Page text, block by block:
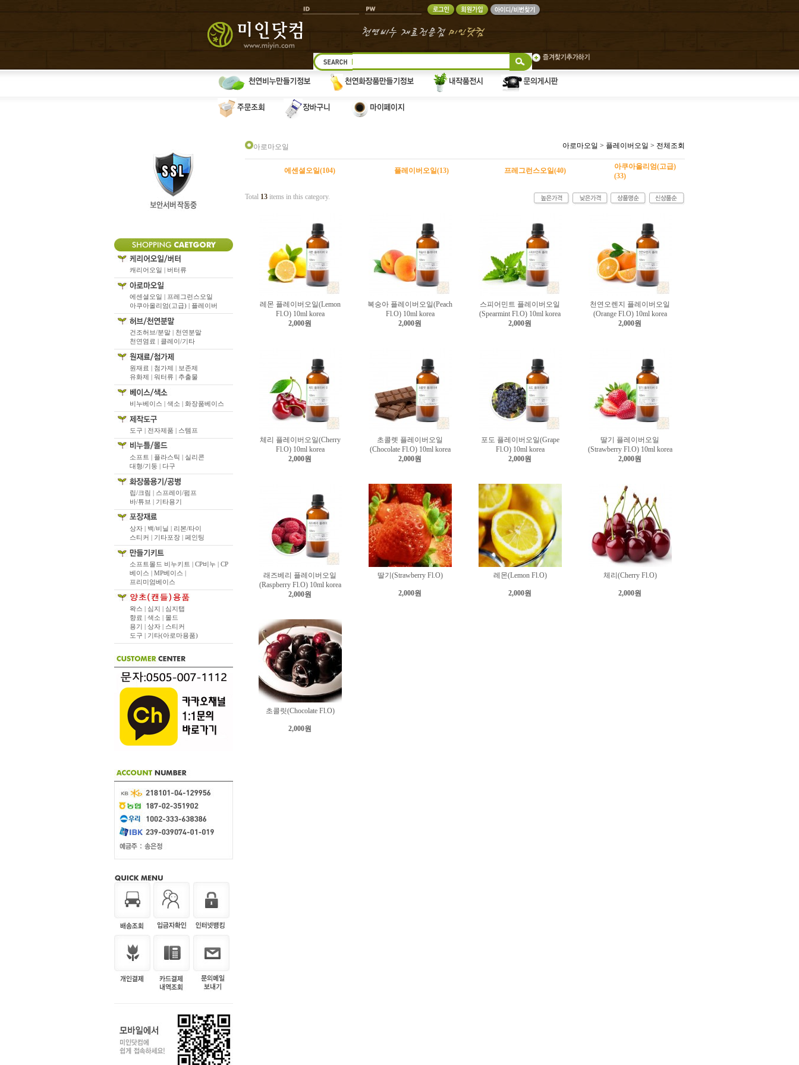
캐리어오일 | 버터류
에센셜오일 | 프레그런스오일
아쿠아올리엄(고급) | 플레이버
건조허브/분말 | 천연분말
천연염료 | 클레이/기타
원재료 | 첨가제 | 보존제
유화제 | 워터류 | 추출물
비누베이스 | 색소 | 화장품베이스
도구 | 전자제품 | 스템프
소프트 | 플라스틱 | 실리콘
대형/기둥 | 다구
립/크림 | 스프레이/펌프
바/튜브 | 기타용기
상자 | 백/비닐 | 리본/타이
스티커 | 기타포장 | 페인팅
소프트몰드 비누키트 | CP비누 | CP
베이스 | MP베이스 |
프리미엄베이스
왁스 | 심지 | 심지탭
향료 | 색소 | 몰드
용기 | 상자 | 스티커
도구 | 기타(아로마용품)
아로마오일 아로마오일 > 플레이버오일 > 전체조회
에센셜오일(104) 플레이버오일(13) 프레그런스오일(40)
아쿠아올리엄(고급)
(33)
Total 13 items in this category.
레몬 플레이버오일(Lemon
Fl.O) 10ml korea
2,000원
복숭아 플레이버오일(Peach
Fl.O) 10ml korea
2,000원
스피어민트 플레이버오일
(Spearmint Fl.O) 10ml korea
2,000원
천연오렌지 플레이버오일
(Orange Fl.O) 10ml korea
2,000원
체리 플레이버오일(Cherry
Fl.O) 10ml korea
2,000원
초콜렛 플레이버오일
(Chocolate Fl.O) 10ml korea
2,000원
포도 플레이버오일(Grape
Fl.O) 10ml korea
2,000원
딸기 플레이버오일
(Strawberry Fl.O) 10ml korea
2,000원
래즈베리 플레이버오일
(Raspberry Fl.O) 10ml korea
2,000원
딸기(Strawberry Fl.O)
2,000원
레몬(Lemon Fl.O)
2,000원
체리(Cherry Fl.O)
2,000원
초콜릿(Chocolate Fl.O)
2,000원